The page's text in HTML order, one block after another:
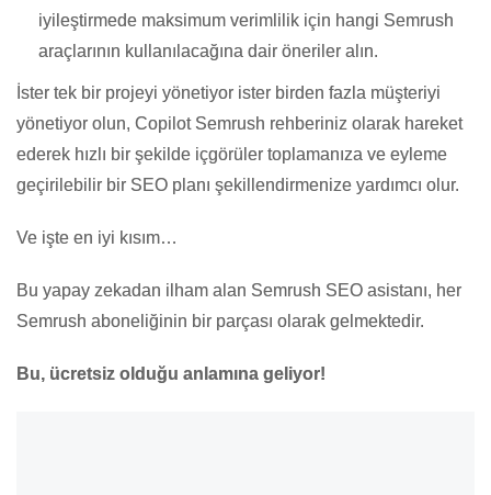
iyileştirmede maksimum verimlilik için hangi Semrush
araçlarının kullanılacağına dair öneriler alın.
İster tek bir projeyi yönetiyor ister birden fazla müşteriyi
yönetiyor olun, Copilot Semrush rehberiniz olarak hareket
ederek hızlı bir şekilde içgörüler toplamanıza ve eyleme
geçirilebilir bir SEO planı şekillendirmenize yardımcı olur.
Ve işte en iyi kısım…
Bu yapay zekadan ilham alan Semrush SEO asistanı, her
Semrush aboneliğinin bir parçası olarak gelmektedir.
Bu, ücretsiz olduğu anlamına geliyor!